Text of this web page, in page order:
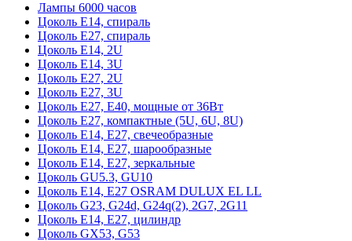
Лампы 6000 часов
Цоколь Е14, спираль
Цоколь Е27, спираль
Цоколь Е14, 2U
Цоколь Е14, 3U
Цоколь Е27, 2U
Цоколь Е27, 3U
Цоколь Е27, Е40, мощные от 36Вт
Цоколь Е27, компактные (5U, 6U, 8U)
Цоколь Е14, Е27, свечеобразные
Цоколь Е14, Е27, шарообразные
Цоколь Е14, Е27, зеркальные
Цоколь GU5.3, GU10
Цоколь Е14, Е27 OSRAM DULUX EL LL
Цоколь G23, G24d, G24q(2), 2G7, 2G11
Цоколь Е14, Е27, цилиндр
Цоколь GX53, G53